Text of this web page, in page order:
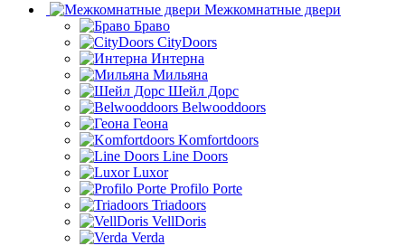
Межкомнатные двери
Браво
CityDoors
Интерна
Мильяна
Шейл Дорс
Belwooddoors
Геона
Komfortdoors
Line Doors
Luxor
Profilo Porte
Triadoors
VellDoris
Verda